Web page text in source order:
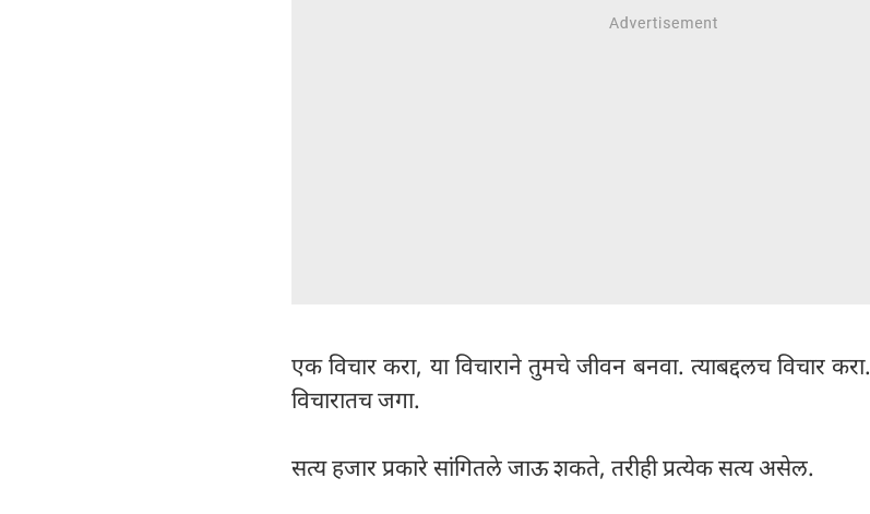
एक विचार करा, या विचाराने तुमचे जीवन बनवा. त्याबद्दलच विचार
विचारातच जगा.
सत्य हजार प्रकारे सांगितले जाऊ शकते, तरीही प्रत्येक सत्य असेल.